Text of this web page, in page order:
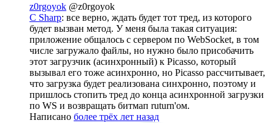
z0rgoyok @z0rgoyok
С Sharp: все верно, ждать будет тот тред, из которого
будет вызван метод. У меня была такая ситуация:
приложение общалось с сервером по WebSocket, в том
числе загружало файлы, но нужно было присобачить
этот загрузчик (асинхронный) к Picasso, который
вызывал его тоже асинхронно, но Picasso рассчитывает,
что загрузка будет реализована синхронно, поэтому и
пришлось стопить тред до конца асинхронной загрузки
по WS и возвращать битмап ruturn'ом.
Написано более трёх лет назад